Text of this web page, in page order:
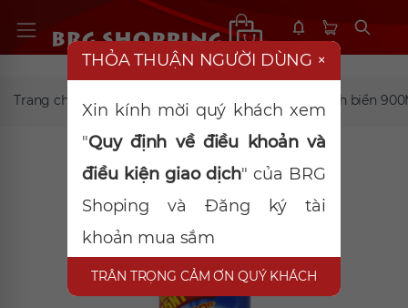
Trang chủ Tẩy rửa, khử mùi VIM TOILET xanh biển
THỎA THUẬN NGƯỜI DÙNG ×
Xin kính mời quý khách xem
"Quy định về điều khoản và
điều kiện giao dịch" của BRG
Shoping và Đăng ký tài
khoản mua sắm
TRÂN TRỌNG CẢM ƠN QUÝ KHÁCH